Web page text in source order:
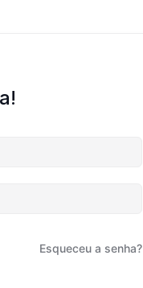
Esqueceu a senha?